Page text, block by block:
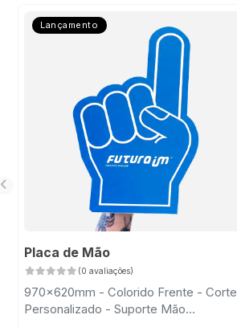
Lançamento
Placa de Mão
(0 avaliações)
970x620mm - Colorido Frente - Corte
Personalizado - Suporte Mão